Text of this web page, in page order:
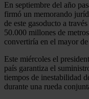
En septiembre del año
firmó un memorando
de este gasoducto a través
50.000 millones de
convertiría en el mayor
Este miércoles el
país garantiza el
tiempos de inestabilidad
durante una rueda